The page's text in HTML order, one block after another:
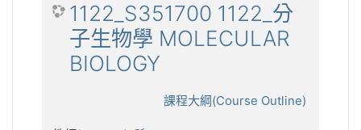
1122_S351700 1122_分
子生物學 MOLECULAR
BIOLOGY
課程大綱(Course Outline)